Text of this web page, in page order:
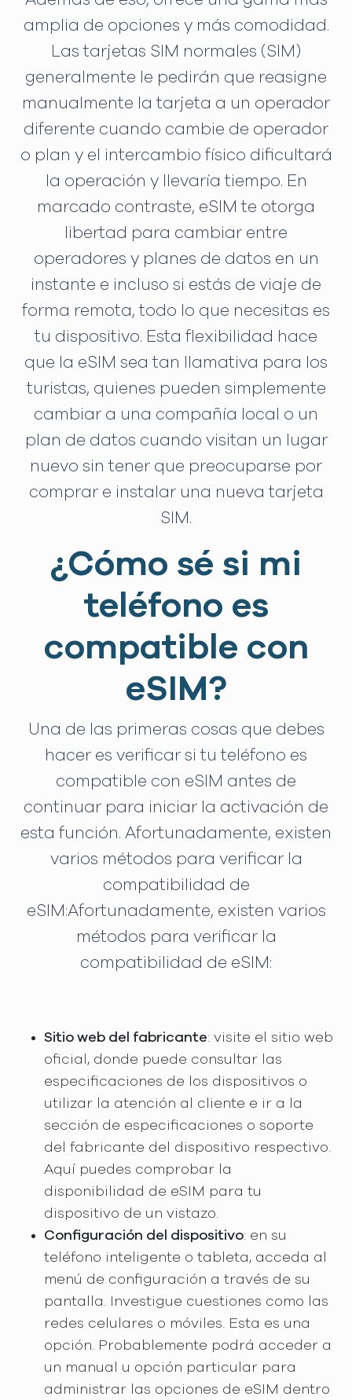
amplia de opciones y más comodidad.
Las tarjetas SIM normales (SIM)
generalmente le pedirán que reasigne
manualmente la tarjeta a un operador
diferente cuando cambie de operador
o plan y el intercambio físico dificultará
la operación y llevaría tiempo. En
marcado contraste, eSIM te otorga
libertad para cambiar entre
operadores y planes de datos en un
instante e incluso si estás de viaje de
forma remota, todo lo que necesitas es
tu dispositivo. Esta flexibilidad hace
que la eSIM sea tan llamativa para los
turistas, quienes pueden simplemente
cambiar a una compañía local o un
plan de datos cuando visitan un lugar
nuevo sin tener que preocuparse por
comprar e instalar una nueva tarjeta
SIM.
¿Cómo sé si mi
teléfono es
compatible con
eSIM?
Una de las primeras cosas que debes
hacer es verificar si tu teléfono es
compatible con eSIM antes de
continuar para iniciar la activación de
esta función. Afortunadamente, existen
varios métodos para verificar la
compatibilidad de
eSIM:Afortunadamente, existen varios
métodos para verificar la
compatibilidad de eSIM:
Sitio web del fabricante: visite el sitio web
oficial, donde puede consultar las
especificaciones de los dispositivos o
utilizar la atención al cliente e ir a la
sección de especificaciones o soporte
del fabricante del dispositivo respectivo.
Aquí puedes comprobar la
disponibilidad de eSIM para tu
dispositivo de un vistazo.
Configuración del dispositivo: en su
teléfono inteligente o tableta, acceda al
menú de configuración a través de su
pantalla. Investigue cuestiones como las
redes celulares o móviles. Esta es una
opción. Probablemente podrá acceder a
un manual u opción particular para
administrar las opciones de eSIM dentro